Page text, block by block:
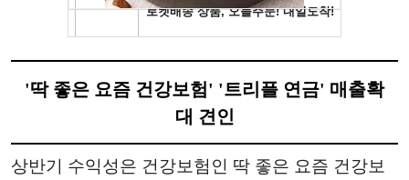
'딱 좋은 요즘 건강보험' '트리플 연금' 매출확
대 견인
상반기 수익성은 건강보험인 딱 좋은 요즘 건강보